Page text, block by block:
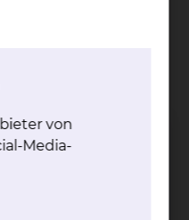
Braunschweig
von
Media-